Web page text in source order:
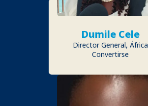
Dumile Cele
Director General, África
Convertirse